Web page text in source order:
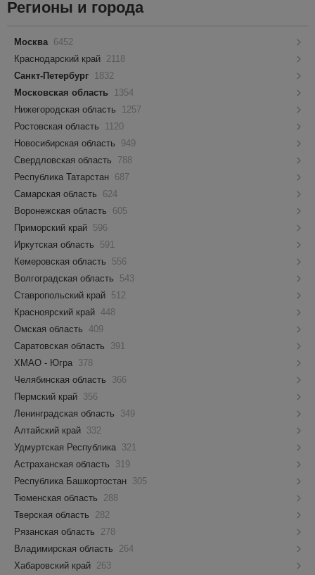
Регионы и города
Москва 6452
Краснодарский край 2118
Санкт-Петербург 1832
Московская область 1354
Нижегородская область
1257
Ростовская область
1120
Новосибирская область
949
Свердловская область
788
Республика Татарстан 687
Самарская область
624
Воронежская область
605
Приморский край 596
Иркутская область
591
Кемеровская область
556
Волгоградская область
543
Ставропольский край 512
Красноярский край 448
Омская область 409
Саратовская область
391
ХМАО - Югра 378
Челябинская область
366
Пермский край 356
Ленинградская область
349
Алтайский край 332
Удмуртская Республика 321
Астраханская область
319
Республика Башкортостан 305
Тюменская область
288
Тверская область
282
Рязанская область
278
Владимирская область
264
Хабаровский край 263